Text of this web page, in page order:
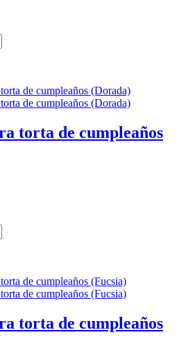
torta de cumpleaños
torta de cumpleaños